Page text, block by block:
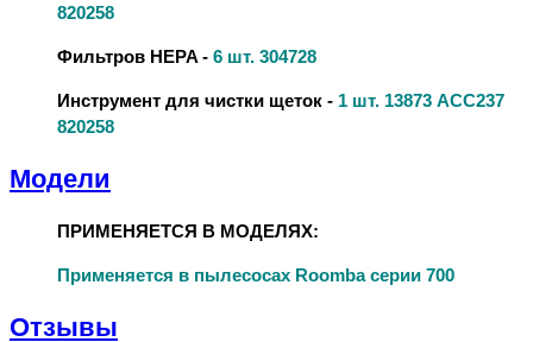
820258
Фильтров HEPA - 6 шт. 304728
Инструмент для чистки щеток - 1 шт. 13873 ACC237
820258
Модели
ПРИМЕНЯЕТСЯ В МОДЕЛЯХ:
Применяется в пылесосах Roomba серии 700
Отзывы